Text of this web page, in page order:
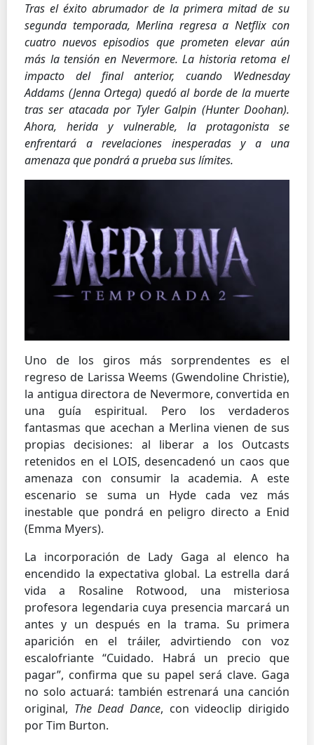
Tras el éxito abrumador de la primera mitad de su
segunda temporada, Merlina regresa a Netflix con
cuatro nuevos episodios que prometen elevar aún
más la tensión en Nevermore. La historia retoma el
impacto del final anterior, cuando Wednesday
Addams (Jenna Ortega) quedó al borde de la muerte
tras ser atacada por Tyler Galpin (Hunter Doohan).
Ahora, herida y vulnerable, la protagonista se
enfrentará a revelaciones inesperadas y a una
amenaza que pondrá a prueba sus límites.
Uno de los giros más sorprendentes es el
regreso de Larissa Weems (Gwendoline Christie),
la antigua directora de Nevermore, convertida en
una guía espiritual. Pero los verdaderos
fantasmas que acechan a Merlina vienen de sus
propias decisiones: al liberar a los Outcasts
retenidos en el LOIS, desencadenó un caos que
amenaza con consumir la academia. A este
escenario se suma un Hyde cada vez más
inestable que pondrá en peligro directo a Enid
(Emma Myers).
La incorporación de Lady Gaga al elenco ha
encendido la expectativa global. La estrella dará
vida a Rosaline Rotwood, una misteriosa
profesora legendaria cuya presencia marcará un
antes y un después en la trama. Su primera
aparición en el tráiler, advirtiendo con voz
escalofriante “Cuidado. Habrá un precio que
pagar”, confirma que su papel será clave. Gaga
no solo actuará: también estrenará una canción
original, The Dead Dance, con videoclip dirigido
por Tim Burton.